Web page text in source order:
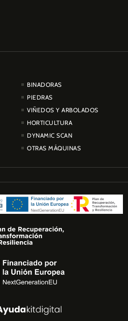
BINADORAS
PIEDRAS
VIÑEDOS Y ARBOLADOS
HORTICULTURA
DYNAMIC SCAN
OTRAS MÁQUINAS